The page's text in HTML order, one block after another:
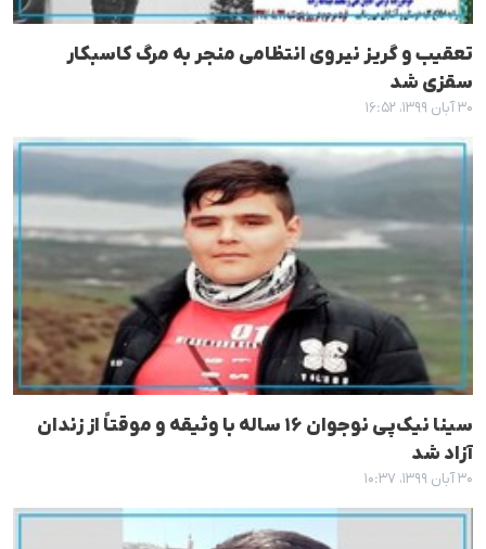
تعقیب و گریز نیروی انتظامی منجر به مرگ کاسبکار
سقزی شد
۳۰ آبان ۱۳۹۹، ۱۶:۵۲
سینا نیک‌پی نوجوان ۱۶ ساله با وثیقه و موقتاً از زندان
آزاد شد
۳۰ آبان ۱۳۹۹، ۱۰:۳۷